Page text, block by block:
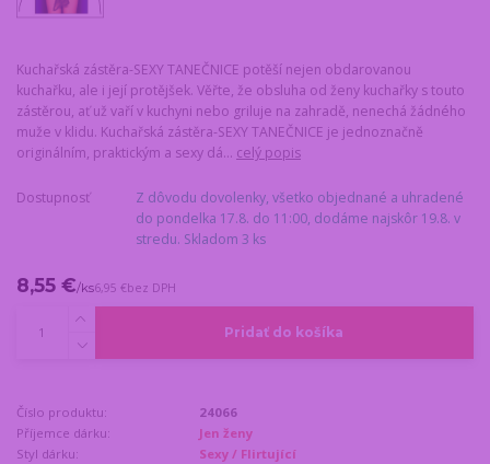
Kuchařská zástěra-SEXY TANEČNICE potěší nejen obdarovanou
kuchařku, ale i její protějšek. Věřte, že obsluha od ženy kuchařky s touto
zástěrou, ať už vaří v kuchyni nebo griluje na zahradě, nenechá žádného
muže v klidu. Kuchařská zástěra-SEXY TANEČNICE je jednoznačně
originálním, praktickým a sexy dá... celý popis
Dostupnosť
Z dôvodu dovolenky, všetko objednané a uhradené
do pondelka 17.8. do 11:00, dodáme najskôr 19.8. v
stredu. Skladom 3 ks
8,55 €/ks6,95 €bez DPH
Pridať do košíka
Číslo produktu:
24066
Příjemce dárku:
Jen ženy
Styl dárku:
Sexy / Flirtující